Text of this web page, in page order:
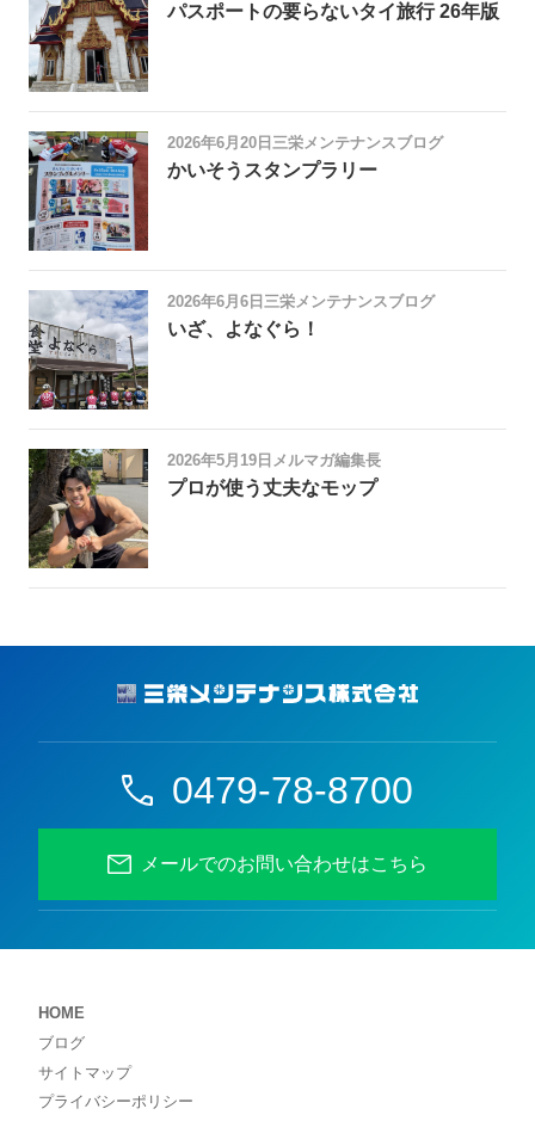
パスポートの要らないタイ旅行 26年版
2026年6月20日 三栄メンテナンスブログ
かいそうスタンプラリー
2026年6月6日 三栄メンテナンスブログ
いざ、よなぐら！
2026年5月19日 メルマガ編集長
プロが使う丈夫なモップ
0479-78-8700
メールでのお問い合わせはこちら
HOME
ブログ
サイトマップ
プライバシーポリシー